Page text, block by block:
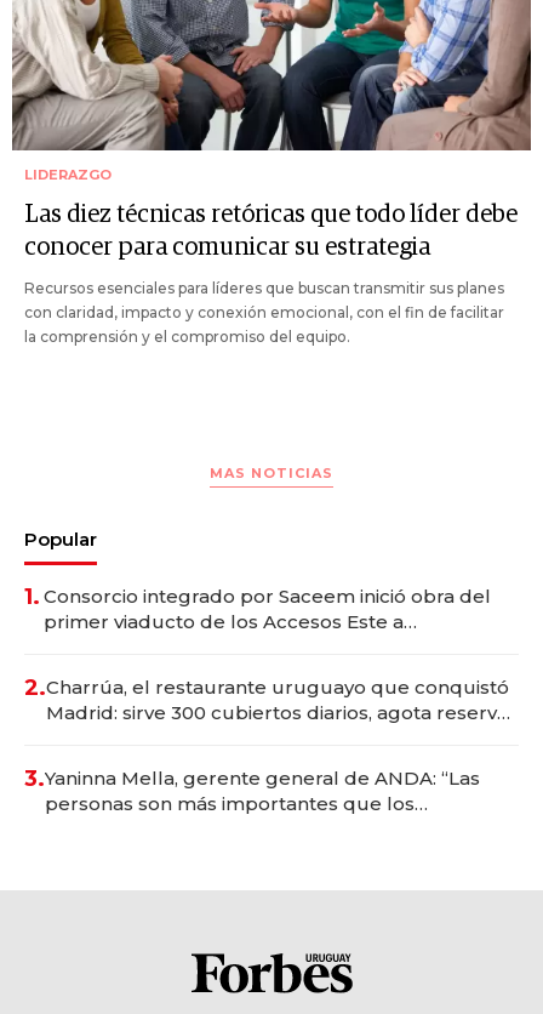
LIDERAZGO
Las diez técnicas retóricas que todo líder debe
conocer para comunicar su estrategia
Recursos esenciales para líderes que buscan transmitir sus planes
con claridad, impacto y conexión emocional, con el fin de facilitar
la comprensión y el compromiso del equipo.
MAS NOTICIAS
Popular
1. Consorcio integrado por Saceem inició obra del
primer viaducto de los Accesos Este a
2.Charrúa, el restaurante uruguayo que conquistó
Madrid: sirve 300 cubiertos diarios, agota reservas
3.Yaninna Mella, gerente general de ANDA: “Las
personas son más importantes que los